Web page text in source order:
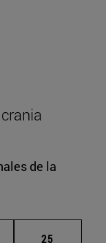
de la
intermedias
Página
25